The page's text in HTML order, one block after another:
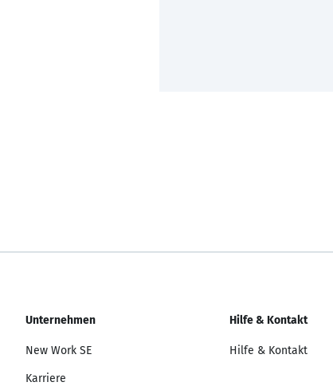
Unternehmen
New Work SE
Karriere
Hilfe & Kontakt
Hilfe & Kontakt